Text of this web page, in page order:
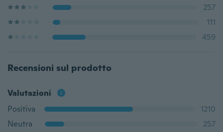
257
111
459
Recensioni sul prodotto
Valutazioni
Positiva
1210
Neutra
257